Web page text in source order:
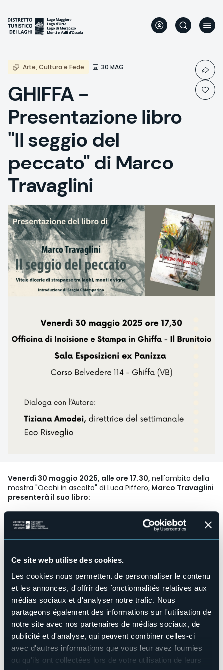
Ce site web utilise des cookies.
Les cookies nous permettent de personnaliser le contenu
et les annonces, d'offrir des fonctionnalités relatives aux
médias sociaux et d'analyser notre trafic. Nous
partageons également des informations sur l'utilisation de
notre site avec nos partenaires de médias sociaux, de
publicité et d'analyse, qui peuvent combiner celles-ci
avec d'autres informations que vous leur avez fournies
ou qu'ils ont collectées lors de votre utilisation de leurs
contenu
principal
Arte, Cultura e Fede 30 MAG
GHIFFA -
Presentazione libro
"Il seggio del
peccato" di Marco
Travaglini
Venerdì 30 maggio 2025, alle ore 17.30, nell'ambito della
mostra "Occhi in ascolto" di Luca Piffero, Marco Travaglini
presenterà il suo libro:
laghi, monti e vigne
laboriosa, i suoi ambienti, le atmosfere che ci trasportano
negli angoli più profondi e suggestivi della campagna e
della montagna, della grande città e della provincia. Vizi e
virtù della gente semplice, furbizie e ingenuità, sono
narrati come uno spaccato, in salsa genuinamente
piemontese, di quella grande commedia umana che,
quotidianamente, scorre con la stessa intensità delle acque
del Po.
Sono racconti che danno voce soprattutto alla gente
comune, a quel mondo piccolo ma non minore col quale
l'autore ha sempre voluto convivere, assimilandone i